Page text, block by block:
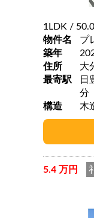
1LDK /
物件名
プ
築年
住所
大
最寄駅
日豊
分
構造
木
5.4 万円